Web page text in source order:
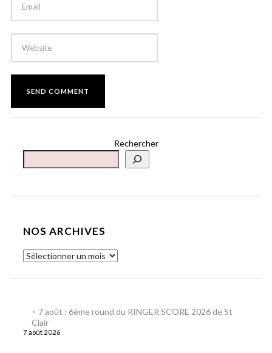
Rechercher
NOS ARCHIVES
7 août : 6ème round du RINGER SCORE 2026 de St
Clair
7 août 2026